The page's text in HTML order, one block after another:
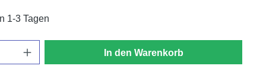
1-3 Tagen
In den Warenkorb